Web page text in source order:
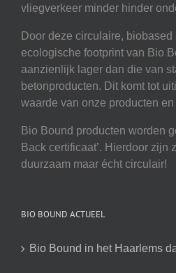
vliegverkeer minder hinder
Door deze circulaire,
ecologische footprint van Bio
aanzienlijk lager dan die van
betonproducten. Dit komt tot
waarde van onze producten
Bio Bound producten worden
Back certificaat’. Hierdoor zijn
duurzaam maar écht circulair!
BIO BOUND ACTUEEL
Bio Bound in het Haarlems